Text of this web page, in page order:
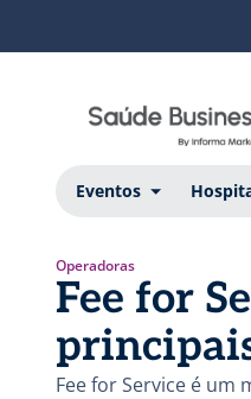
Eventos
Operadoras
Fee for
Fee for Service é